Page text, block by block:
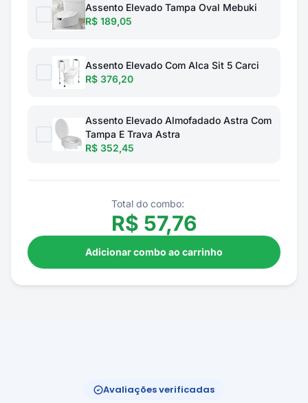
Assento Elevado Tampa Oval Mebuki
R$ 189,05
Assento Elevado Com Alca Sit 5 Carci
R$ 376,20
Assento Elevado Almofadado Astra Com
Tampa E Trava Astra
R$ 352,45
Total do combo:
R$ 57,76
Adicionar combo ao carrinho
Avaliações verificadas